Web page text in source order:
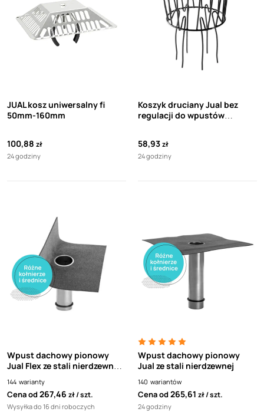
JUAL kosz uniwersalny fi
50mm-160mm
100,88 zł
24 godziny
Koszyk druciany Jual bez
regulacji do wpustów
58,93zł
24 godziny
Wpust dachowy pionowy
Jual Flex ze stali nierdzewnej i
144 warianty
Cena od267,46 zł szt.
Wysyłka do 16 dni roboczych
Wpust dachowy pionowy
Jual ze stali nierdzewnej
140 wariantów
Cena od265,61 zł szt.
24 godziny